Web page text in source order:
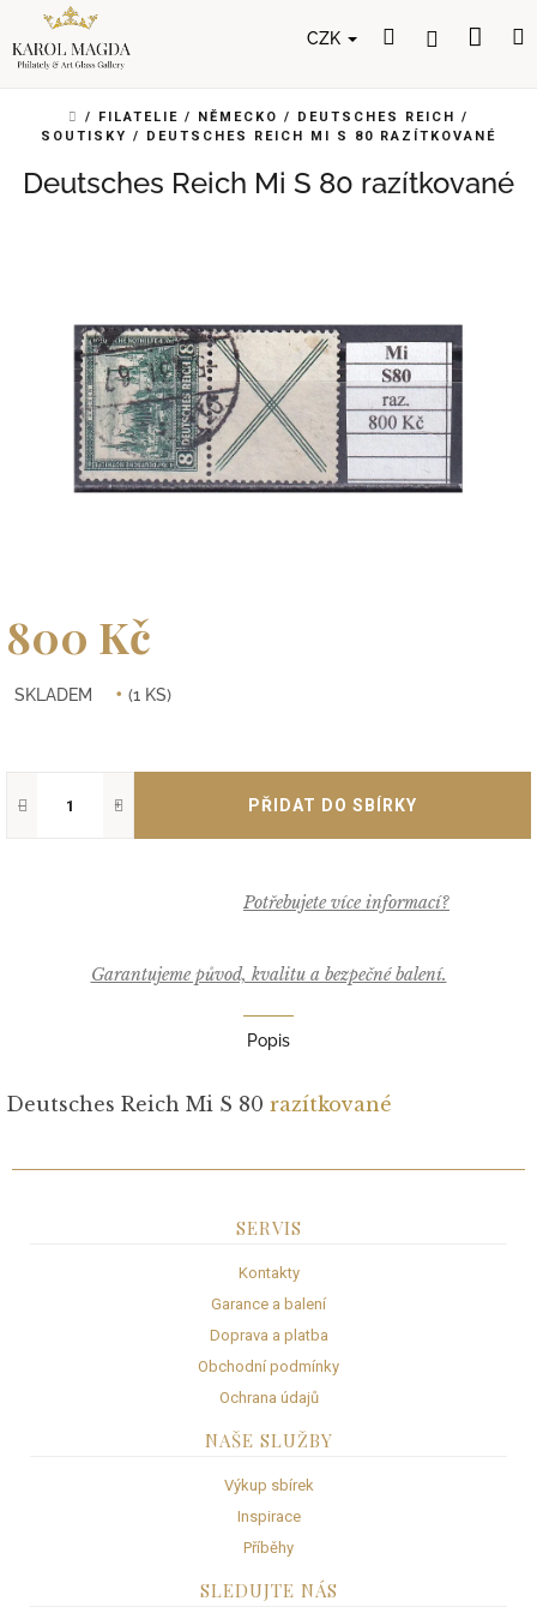
obsah
CZK HledatPřihlášení
DOMŮ
/ FILATELIE / NĚMECKO / DEUTSCHES REICH /
SOUTISKY / DEUTSCHES REICH MI S 80 RAZÍTKOVANÉ
Deutsches Reich Mi S 80 razítkované
800 Kč
cena:
SKLADEM (1 KS)
+
−
Garantujeme původ, kvalitu a bezpečné balení.
Popis
Deutsches Reich Mi S 80 razítkované
SERVIS
Kontakty
Garance a balení
Doprava a platba
Obchodní podmínky
Ochrana údajů
NAŠE SLUŽBY
Výkup sbírek
Inspirace
Příběhy
SLEDUJTE NÁS